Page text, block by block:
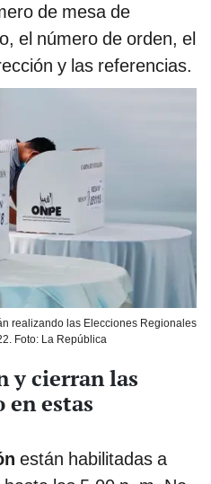
de mesa de
el número de orden, el
y las referencias.
realizando las Elecciones Regionales
Foto: La República
y cierran las
en estas
están habilitadas a